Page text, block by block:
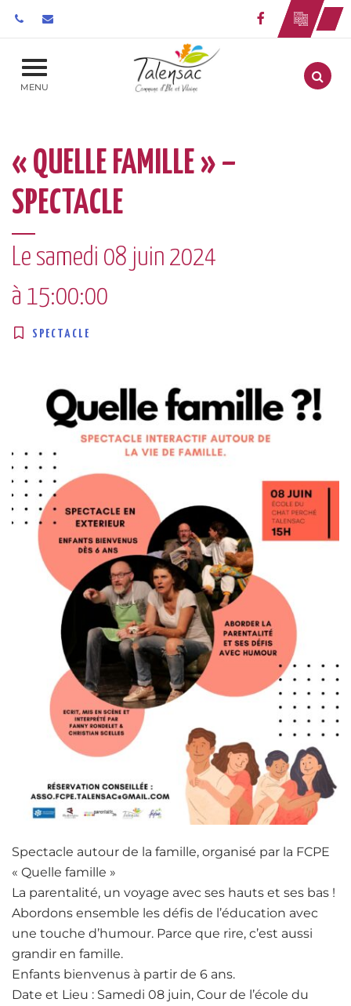
Lien vers le
MENU Aller
« QUELLE FAMILLE » –
SPECTACLE
Le samedi 08 juin 2024
à 15:00:00
SPECTACLE
Spectacle autour de la famille, organisé par la FCPE
« Quelle famille »
La parentalité, un voyage avec ses hauts et ses bas !
Abordons ensemble les défis de l’éducation avec
une touche d’humour. Parce que rire, c’est aussi
grandir en famille.
Enfants bienvenus à partir de 6 ans.
Date et Lieu : Samedi 08 juin, Cour de l’école du